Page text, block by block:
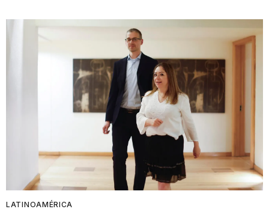
LATINOAMÉRICA